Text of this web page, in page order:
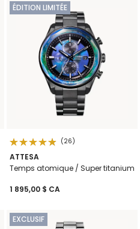
ÉDITION LIMITÉE
(26)
ATTESA
Temps atomique / Super titanium
1 895,00 $ CA
EXCLUSIF